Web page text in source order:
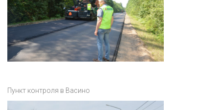
Пункт контроля в Васино